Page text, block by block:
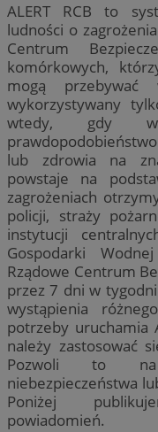
ALERT RCB to
ludności o
Centrum
komórkowych,
mogą
wykorzystywany
wtedy, gdy
lub zdrowia na
powstaje na
zagrożeniach
policji, straży
instytucji
Gospodarki
Rządowe Centrum
przez 7 dni w
wystąpienia
potrzeby uruchamia
należy zastosować
Pozwoli to na
niebezpieczeństwa
Poniżej
powiadomień.